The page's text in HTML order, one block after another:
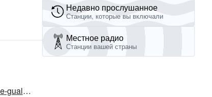
iglesia-vida-nueva-de-higueron-de-gualaca-48.webself.net
Недавно прослушанное
Станции, которые вы включали
Местное радио
Станции вашей страны